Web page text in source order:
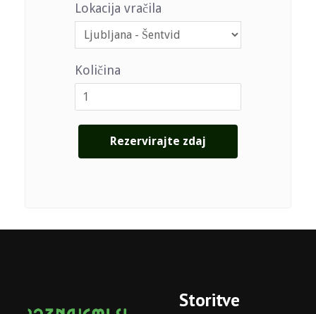
Lokacija vračila
Količina
Storitve